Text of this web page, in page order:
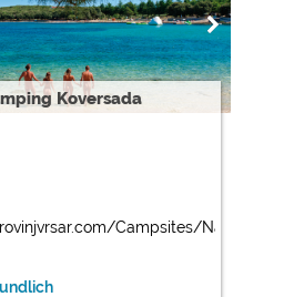
Koversada
Campsites/